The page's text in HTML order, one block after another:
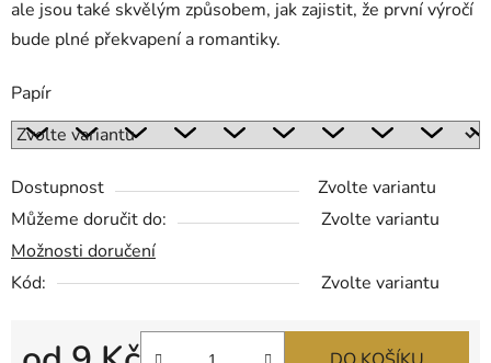
ale jsou také skvělým způsobem, jak zajistit, že první výročí
bude plné překvapení a romantiky.
Papír
Dostupnost
Zvolte variantu
Můžeme doručit do:
Zvolte variantu
Možnosti doručení
Kód:
Zvolte variantu